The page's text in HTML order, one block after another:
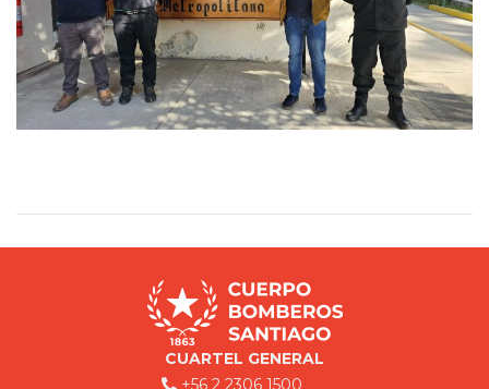
CUARTEL GENERAL
+56 2 2306 1500